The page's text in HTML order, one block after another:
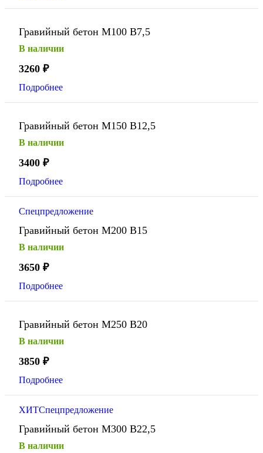
Гравийный бетон М100 В7,5
В наличии
3260 ₽
Подробнее
Гравийный бетон М150 В12,5
В наличии
3400 ₽
Подробнее
Спецпредложение
Гравийный бетон М200 В15
В наличии
3650 ₽
Подробнее
Гравийный бетон М250 В20
В наличии
3850 ₽
Подробнее
ХИТСпецпредложение
Гравийный бетон М300 В22,5
В наличии